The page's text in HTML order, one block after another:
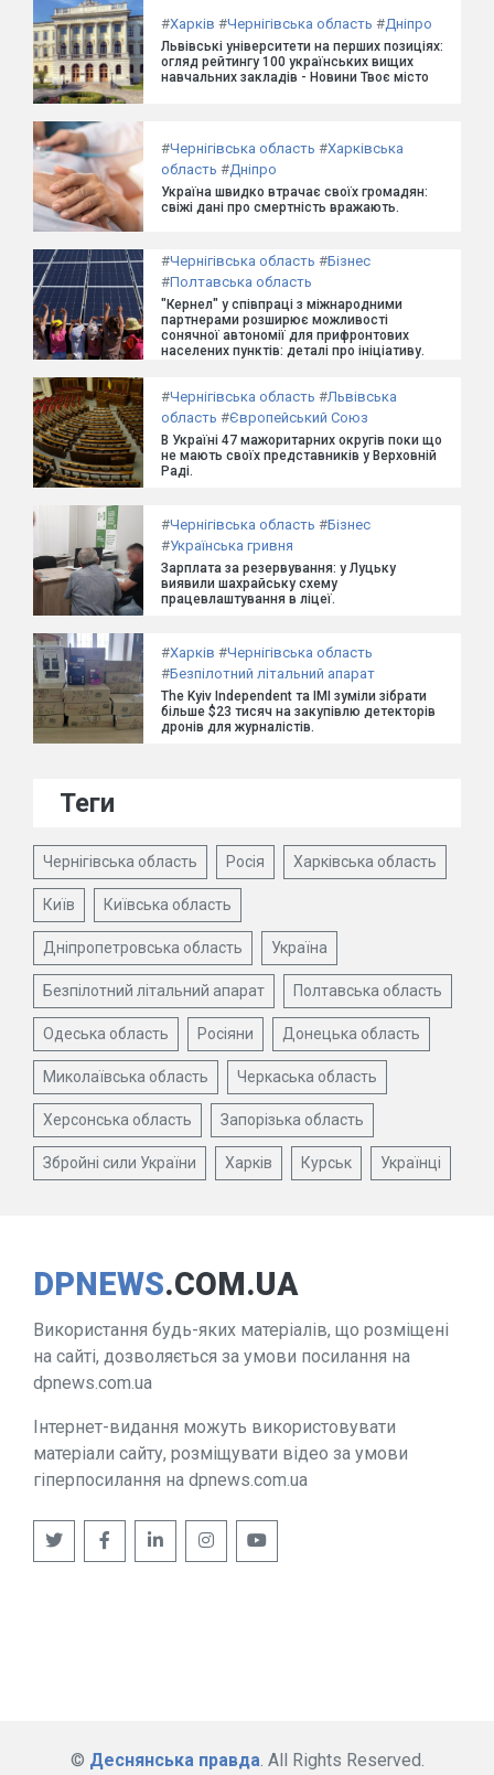
#Харків #Чернігівська область #Дніпро
Львівські університети на перших позиціях:
огляд рейтингу 100 українських вищих
навчальних закладів - Новини Твоє місто
#Чернігівська область #Харківська
область #Дніпро
Україна швидко втрачає своїх громадян:
свіжі дані про смертність вражають.
#Чернігівська область #Бізнес
#Полтавська область
"Кернел" у співпраці з міжнародними
партнерами розширює можливості
сонячної автономії для прифронтових
населених пунктів: деталі про ініціативу.
#Чернігівська область #Львівська
область #Європейський Союз
В Україні 47 мажоритарних округів поки що
не мають своїх представників у Верховній
Раді.
#Чернігівська область #Бізнес
#Українська гривня
Зарплата за резервування: у Луцьку
виявили шахрайську схему
працевлаштування в ліцеї.
#Харків #Чернігівська область
#Безпілотний літальний апарат
The Kyiv Independent та ІМІ зуміли зібрати
більше $23 тисяч на закупівлю детекторів
дронів для журналістів.
Теги
Чернігівська область Росія Харківська область
Київ Київська область
Дніпропетровська область Україна
Безпілотний літальний апарат Полтавська область
Одеська область Росіяни Донецька область
Миколаївська область Черкаська область
Херсонська область Запорізька область
Збройні сили України Харків Курськ Українці
DPNEWS.COM.UA
Використання будь-яких матеріалів, що розміщені
на сайті, дозволяється за умови посилання на
dpnews.com.ua
Інтернет-видання можуть використовувати
матеріали сайту, розміщувати відео за умови
гіперпосилання на dpnews.com.ua
© Деснянська правда. All Rights Reserved.